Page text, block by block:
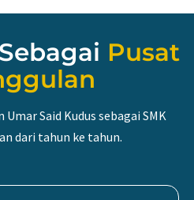
Pusat
Said Kudus sebagai SMK
dari tahun ke tahun.